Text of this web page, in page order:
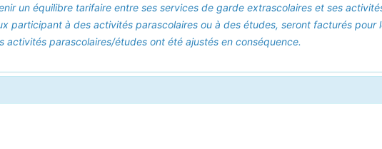
un équilibre tarifaire entre ses services de garde extrascolaires et ses
participant à des activités parascolaires ou à des études, seront facturés
activités parascolaires/études ont été ajustés en conséquence.